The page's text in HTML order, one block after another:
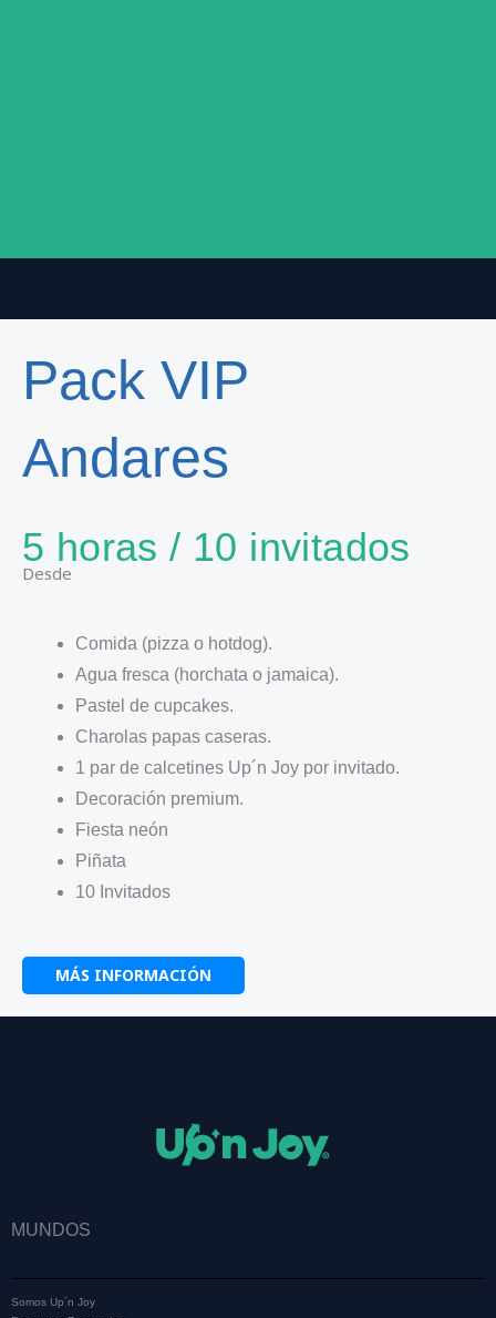
Pack VIP
Andares
5 horas / 10 invitados
Desde
Comida (pizza o hotdog).
Agua fresca (horchata o jamaica).
Pastel de cupcakes.
Charolas papas caseras.
1 par de calcetines Up´n Joy por invitado.
Decoración premium.
Fiesta neón
Piñata
10 Invitados
MÁS INFORMACIÓN
MUNDOS
Somos Up´n Joy